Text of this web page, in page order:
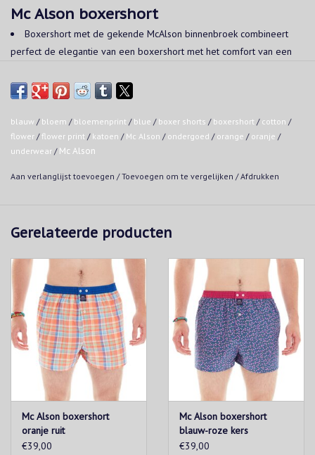
Mc Alson boxershort
Boxershort met de gekende McAlson binnenbroek combineert
perfect de elegantie van een boxershort met het comfort van een
Pure katoen.
Zijsplit en driedelige achterkant voor perfect comfort.
McAlson-handtekeningenlabel vooraan.
Open gulp gesloten met één knop.
blauw / bloem / bloemenprint / blue / boxer shorts / boxershort / cotton /
flower /flower print / katoen / Mc Alson / ondergoed / orange / oranje /
underwear / Mc Alson
Aan verlanglijst toevoegen /Toevoegen om te vergelijken /Afdrukken
Gerelateerde producten
Mc Alson boxershort
oranje ruit
€39,00
Mc Alson boxershort
blauw-roze kers
€39,00